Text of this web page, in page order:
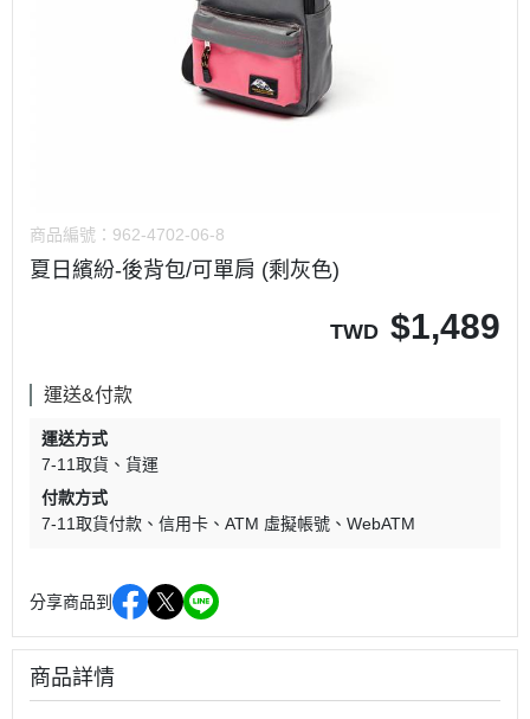
商品編號： 962-4702-06-8
夏日繽紛-後背包/可單肩 (剩灰色)
TWD $1,489
運送&付款
運送方式
7-11取貨
貨運
付款方式
7-11取貨付款
信用卡 ATM 虛擬帳號 WebATM
分享商品到
商品詳情